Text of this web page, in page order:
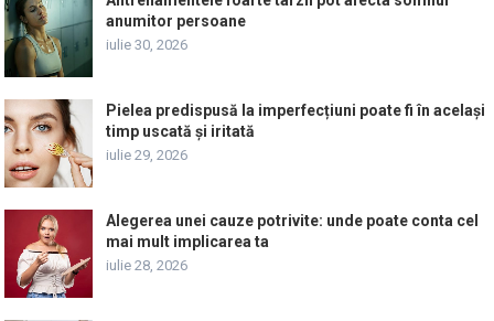
anumitor persoane
iulie 30, 2026
Pielea predispusă la imperfecțiuni poate fi în același
timp uscată și iritată
iulie 29, 2026
Alegerea unei cauze potrivite: unde poate conta cel
mai mult implicarea ta
iulie 28, 2026